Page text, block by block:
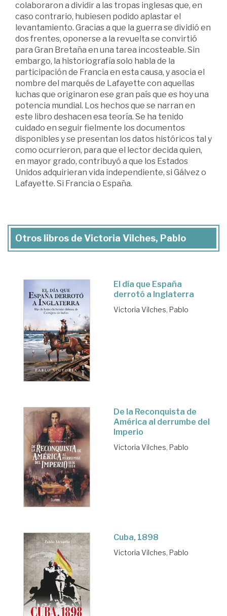
colaboraron a dividir a las tropas inglesas que, en
caso contrario, hubiesen podido aplastar el
levantamiento. Gracias a que la guerra se dividió en
dos frentes, oponerse a la revuelta se convirtió
para Gran Bretaña en una tarea incosteable. Sin
embargo, la historiografía solo habla de la
participación de Francia en esta causa, y asocia el
nombre del marqués de Lafayette con aquellas
luchas que originaron ese gran país que es hoy una
potencia mundial. Los hechos que se narran en
este libro deshacen esa teoría. Se ha tenido
cuidado en seguir fielmente los documentos
disponibles y se presentan los datos históricos tal y
como ocurrieron, para que el lector decida quien,
en mayor grado, contribuyó a que los Estados
Unidos adquirieran vida independiente, si Gálvez o
Lafayette. Si Francia o España.
Otros libros de Victoria Vilches, Pablo
El día que España
derrotó a Inglaterra
Victoria Vilches, Pablo
De la Reconquista de
América al derrumbe del
Imperio
Victoria Vilches, Pablo
Cuba, 1898
Victoria Vilches, Pablo